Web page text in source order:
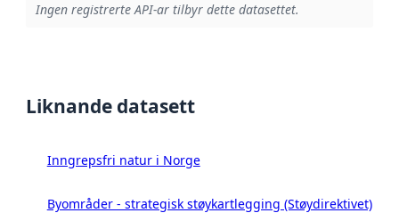
Ingen registrerte API-ar tilbyr dette datasettet.
Liknande datasett
Inngrepsfri natur i Norge
Byområder - strategisk støykartlegging (Støydirektivet)